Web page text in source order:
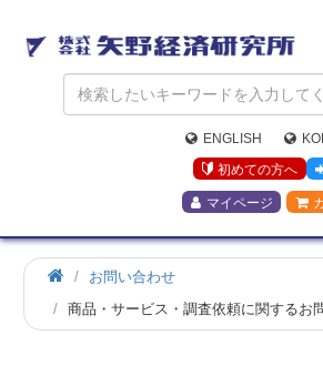
矢
野
経
済
研
究
所
ENGLISH
初めての方へ
マイページ
お問い合わせ
商品・サービス・調査依頼に関するお